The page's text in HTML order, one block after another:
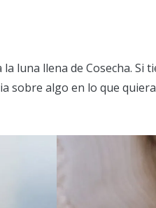
luna llena de Cosecha. Si
sobre algo en lo que